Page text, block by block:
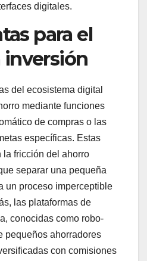
digitales.
para el
inversión
del ecosistema digital
mediante funciones
de compras o las
específicas. Estas
la fricción del ahorro
separar una pequeña
un proceso imperceptible
las plataformas de
conocidas como robo-
pequeños ahorradores
con comisiones